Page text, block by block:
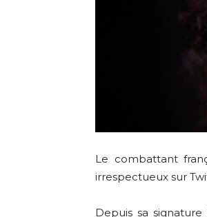
Le combattant
irrespectueux sur
Depuis sa signature